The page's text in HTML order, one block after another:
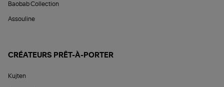
Baobab Collection
Assouline
CRÉATEURS PRÊT-À-PORTER
Kujten